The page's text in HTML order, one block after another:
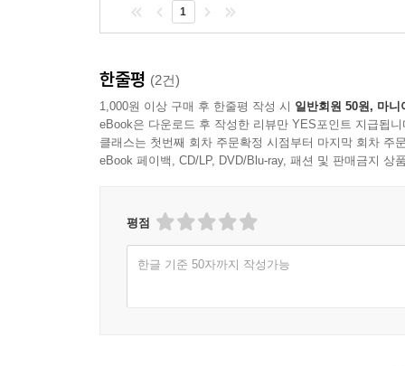
1
한줄평 (2건)
1,000원 이상 구매 후 한줄평 작성 시 일반회원 50원, 마니
eBook은 다운로드 후 작성한 리뷰만 YES포인트 지급됩니
클래스는 첫번째 회차 주문확정 시점부터 마지막 회차 주
eBook 페이백, CD/LP, DVD/Blu-ray, 패션 및 판매금지 상
평점
한글 기준 50자까지 작성가능